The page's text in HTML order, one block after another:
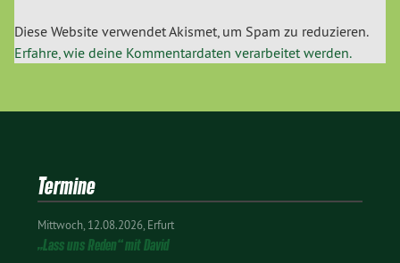
Diese Website verwendet Akismet, um Spam zu reduzieren.
Erfahre, wie deine Kommentardaten verarbeitet werden.
Termine
Mittwoch 12.08.2026 Erfurt
„Lass uns Reden“ mit David